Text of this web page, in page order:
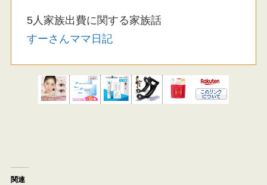
5人家族出費に関する家族話
すーさんママ日記
関連